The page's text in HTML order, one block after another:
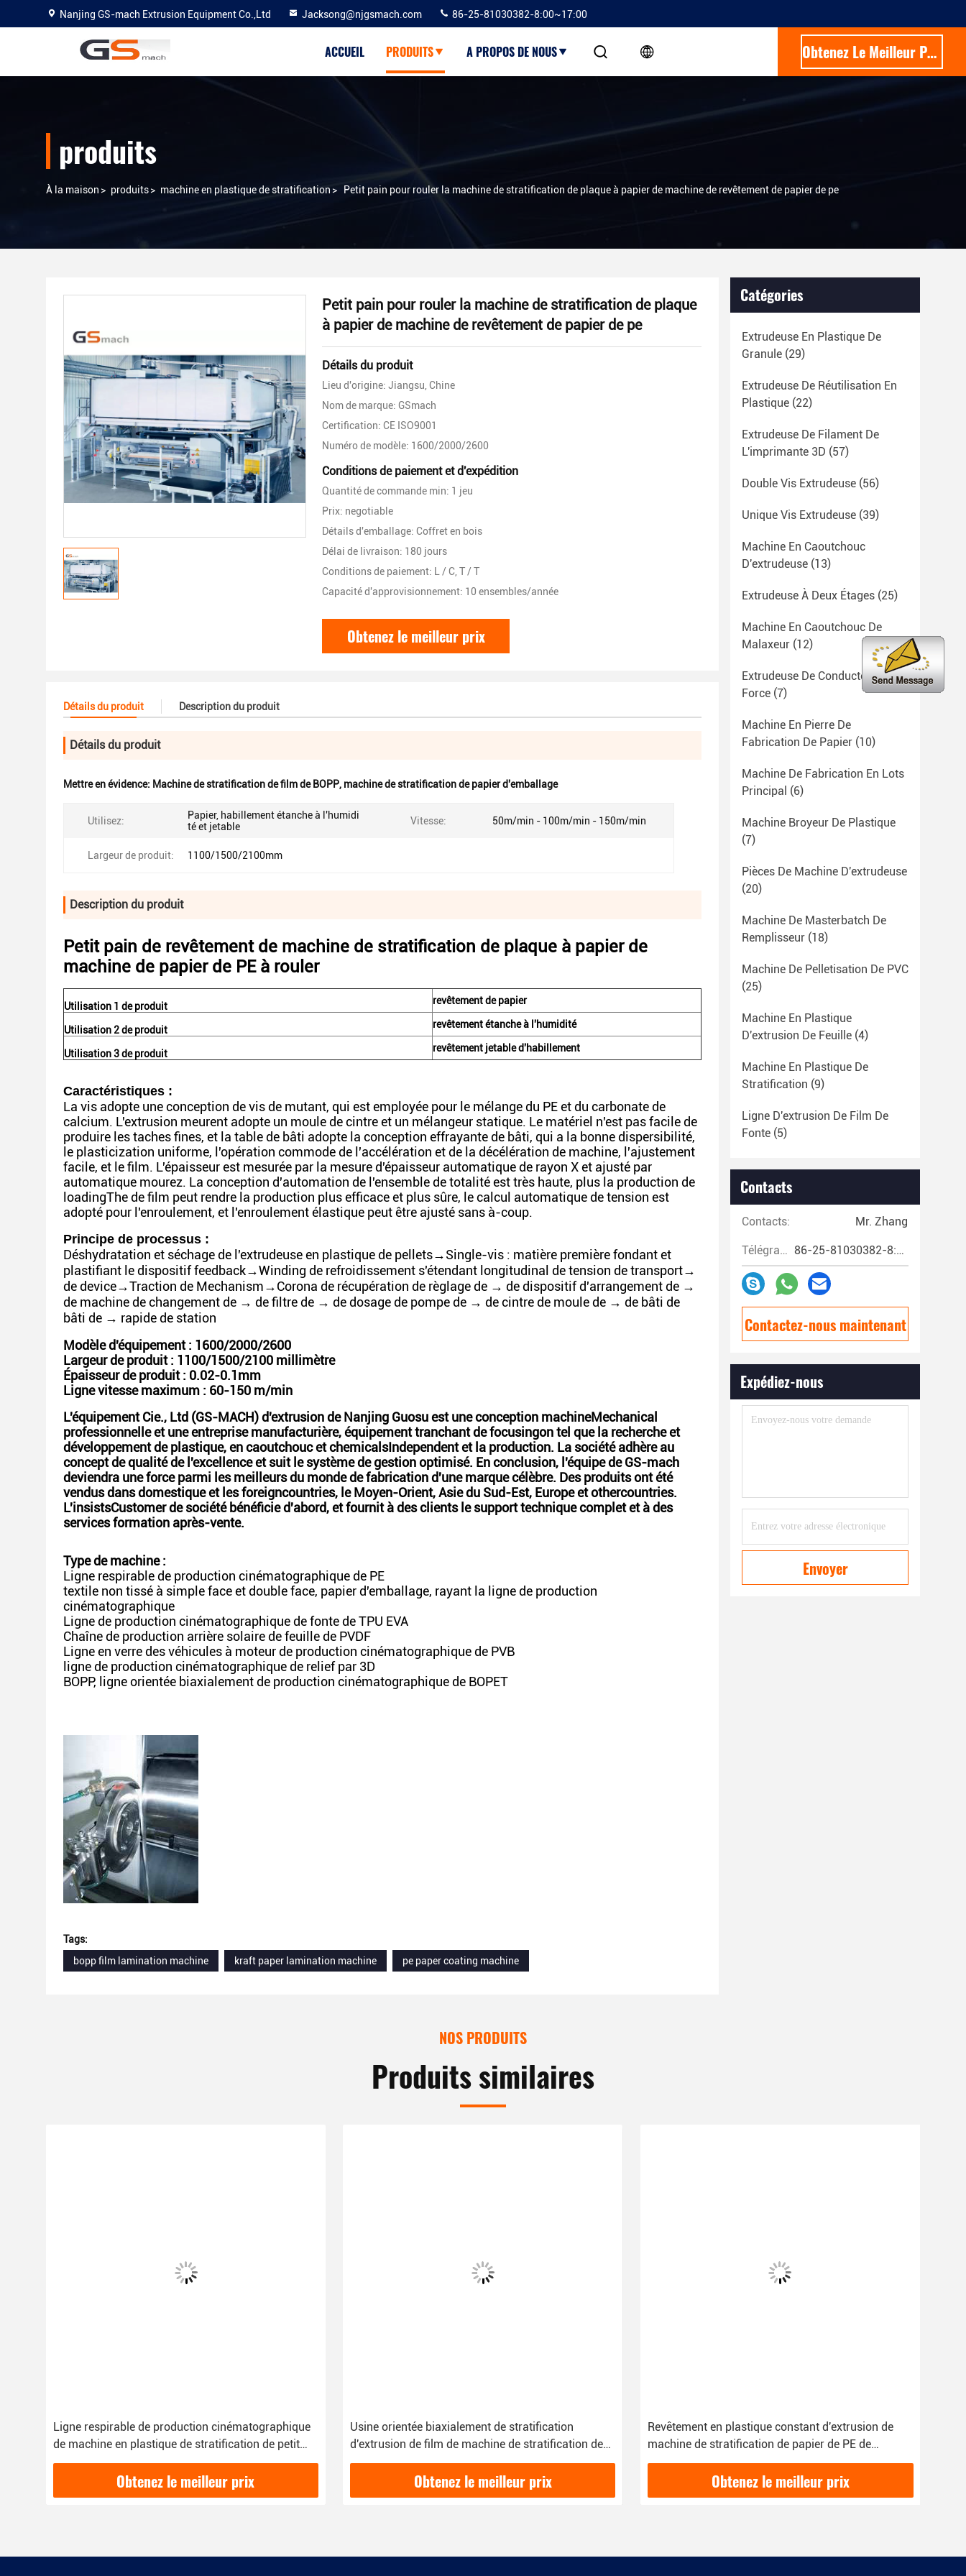
Nanjing GS-mach Extrusion Equipment Co.,Ltd Jacksong@njgsmach.com 86-25-81030382-8:00~17:00
ACCUEIL PRODUITS A PROPOS DE NOUS Obtenez Le Meilleur Prix
produits
À la maison > produits> machine en plastique de stratification > Petit pain pour rouler la machine de stratification de plaque à papier de machine de revêtement de papier de pe
Petit pain pour rouler la machine de stratification de plaque
à papier de machine de revêtement de papier de pe
Détails du produit
Lieu d'origine: Jiangsu, Chine
Nom de marque: GSmach
Certification: CE ISO9001
Numéro de modèle: 1600/2000/2600
Conditions de paiement et d'expédition
Quantité de commande min: 1 jeu
Prix: negotiable
Détails d'emballage: Coffret en bois
Délai de livraison: 180 jours
Conditions de paiement: L / C, T / T
Capacité d'approvisionnement: 10 ensembles/année
Obtenez le meilleur prix
Détails du produit Description du produit
Détails du produit
Mettre en évidence: Machine de stratification de film de BOPP, machine de stratification de papier d'emballage
Utilisez:
Papier, habillement étanche à l'humidi
té et jetable
Vitesse: 50m/min - 100m/min - 150m/min
Largeur de produit: 1100/1500/2100mm
Description du produit
Petit pain de revêtement de machine de stratification de plaque à papier de
machine de papier de PE à rouler
Utilisation 1 de produit revêtement de papier
Utilisation 2 de produit revêtement étanche à l'humidité
Utilisation 3 de produit revêtement jetable d'habillement
Caractéristiques :
La vis adopte une conception de vis de mutant, qui est employée pour le mélange du PE et du carbonate de
calcium. L'extrusion meurent adopte un moule de cintre et un mélangeur statique. Le matériel n'est pas facile de
produire les taches fines, et la table de bâti adopte la conception effrayante de bâti, qui a la bonne dispersibilité,
le plasticization uniforme, l'opération commode de l'accélération et de la décélération de machine, l'ajustement
facile, et le film. L'épaisseur est mesurée par la mesure d'épaisseur automatique de rayon X et ajusté par
automatique mourez. La conception d'automation de l'ensemble de totalité est très haute, plus la production de
loadingThe de film peut rendre la production plus efficace et plus sûre, le calcul automatique de tension est
adopté pour l'enroulement, et l'enroulement élastique peut être ajusté sans à-coup.
Principe de processus :
Déshydratation et séchage de l'extrudeuse en plastique de pellets→Single-vis : matière première fondant et
plastifiant le dispositif feedback→Winding de refroidissement s'étendant longitudinal de tension de transport→
de device→Traction de Mechanism→Corona de récupération de règlage de → de dispositif d'arrangement de →
de machine de changement de → de filtre de → de dosage de pompe de → de cintre de moule de → de bâti de
bâti de → rapide de station
Modèle d'équipement : 1600/2000/2600
Largeur de produit : 1100/1500/2100 millimètre
Épaisseur de produit : 0.02-0.1mm
Ligne vitesse maximum : 60-150 m/min
L'équipement Cie., Ltd (GS-MACH) d'extrusion de Nanjing Guosu est une conception machineMechanical
professionnelle et une entreprise manufacturière, équipement tranchant de focusingon tel que la recherche et
développement de plastique, en caoutchouc et chemicalsIndependent et la production. La société adhère au
concept de qualité de l'excellence et suit le système de gestion optimisé. En conclusion, l'équipe de GS-mach
deviendra une force parmi les meilleurs du monde de fabrication d'une marque célèbre. Des produits ont été
vendus dans domestique et les foreigncountries, le Moyen-Orient, Asie du Sud-Est, Europe et othercountries.
L'insistsCustomer de société bénéficie d'abord, et fournit à des clients le support technique complet et à des
services formation après-vente.
Type de machine :
Ligne respirable de production cinématographique de PE
textile non tissé à simple face et double face, papier d'emballage, rayant la ligne de production
cinématographique
Ligne de production cinématographique de fonte de TPU EVA
Chaîne de production arrière solaire de feuille de PVDF
Ligne en verre des véhicules à moteur de production cinématographique de PVB
ligne de production cinématographique de relief par 3D
BOPP, ligne orientée biaxialement de production cinématographique de BOPET
Tags:
bopp film lamination machine
kraft paper lamination machine pe paper coating machine
Catégories
Extrudeuse En Plastique De
Granule (29)
Extrudeuse De Réutilisation En
Plastique (22)
Extrudeuse De Filament De
L'imprimante 3D (57)
Double Vis Extrudeuse (56)
Unique Vis Extrudeuse (39)
Machine En Caoutchouc
D'extrudeuse (13)
Extrudeuse À Deux Étages (25)
Machine En Caoutchouc De
Malaxeur (12)
Extrudeuse De Conducteur De
Force (7)
Machine En Pierre De
Fabrication De Papier (10)
Machine De Fabrication En Lots
Principal (6)
Machine Broyeur De Plastique
(7)
Pièces De Machine D'extrudeuse
(20)
Machine De Masterbatch De
Remplisseur (18)
Machine De Pelletisation De PVC
(25)
Machine En Plastique
D'extrusion De Feuille (4)
Machine En Plastique De
Stratification (9)
Ligne D'extrusion De Film De
Fonte (5)
Contacts
Contacts: Mr. Zhang
Télégramme: 86-25-81030382-8:00~17:00
Contactez-nous maintenant
Expédiez-nous
Envoyer
NOS PRODUITS
Produits similaires
Usine orientée biaxialement de stratification
d'extrusion de film de machine de stratification de
film de Bopp
Obtenez le meilleur prix
Revêtement en plastique constant d'extrusion de
machine de stratification de papier de PE de
machine de stratification de contrôle de tension
Obtenez le meilleur prix
Machine non tissée de stratification du papier de
machine de stratification de film A4 pour l'industrie
de l'imprimerie
Obtenez le meilleur prix